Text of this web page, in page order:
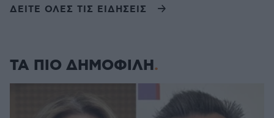
ΔΕΙΤΕ ΟΛΕΣ ΤΙΣ ΕΙΔΗΣΕΙΣ
ΤΑ ΠΙΟ ΔΗΜΟΦΙΛΗ